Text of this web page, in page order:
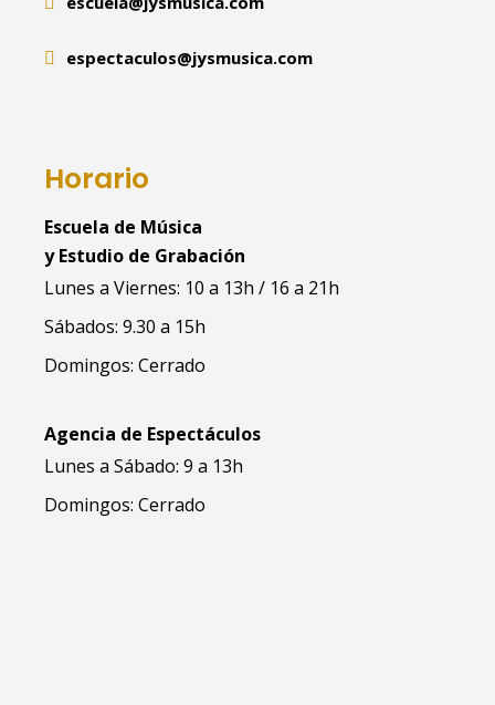
espectaculos@jysmusica.com
Horario
Escuela de Música
y Estudio de Grabación
Lunes a Viernes: 10 a 13h / 16 a 21h
Sábados: 9.30 a 15h
Domingos: Cerrado
Agencia de Espectáculos
Lunes a Sábado: 9 a 13h
Domingos: Cerrado